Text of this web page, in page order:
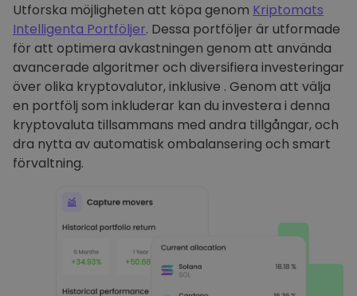
Utforska möjligheten att köpa genom Kriptomats
Intelligenta Portföljer. Dessa portföljer är utformade
för att optimera avkastningen genom att använda
avancerade algoritmer och diversifiera investeringar
över olika kryptovalutor, inklusive . Genom att välja
en portfölj som inkluderar kan du investera i denna
kryptovaluta tillsammans med andra tillgångar, och
dra nytta av automatisk ombalansering och smart
förvaltning.